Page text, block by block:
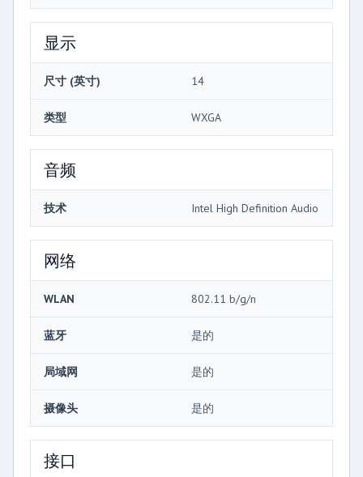
显示
尺寸 (英寸) 14
类型 WXGA
音频
技术 Intel High Definition Audio
网络
WLAN 802.11 b/g/n
蓝牙 是的
局域网 是的
摄像头 是的
接口